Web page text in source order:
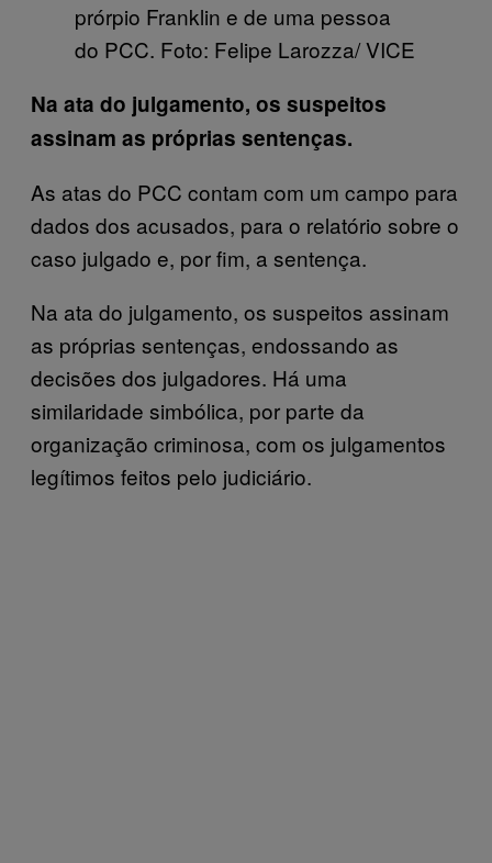
prórpio Franklin e de uma pessoa
do PCC. Foto: Felipe Larozza/ VICE
Na ata do julgamento, os suspeitos
assinam as próprias sentenças.
As atas do PCC contam com um campo para
dados dos acusados, para o relatório sobre o
caso julgado e, por fim, a sentença.
Na ata do julgamento, os suspeitos assinam
as próprias sentenças, endossando as
decisões dos julgadores. Há uma
similaridade simbólica, por parte da
organização criminosa, com os julgamentos
legítimos feitos pelo judiciário.